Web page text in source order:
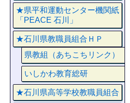
★県平和運動センター機関紙
「PEACE 石川」
★石川県教職員組合ＨＰ
県教組（あちこちリンク）
いしかわ教育総研
★石川県高等学校教職員組合